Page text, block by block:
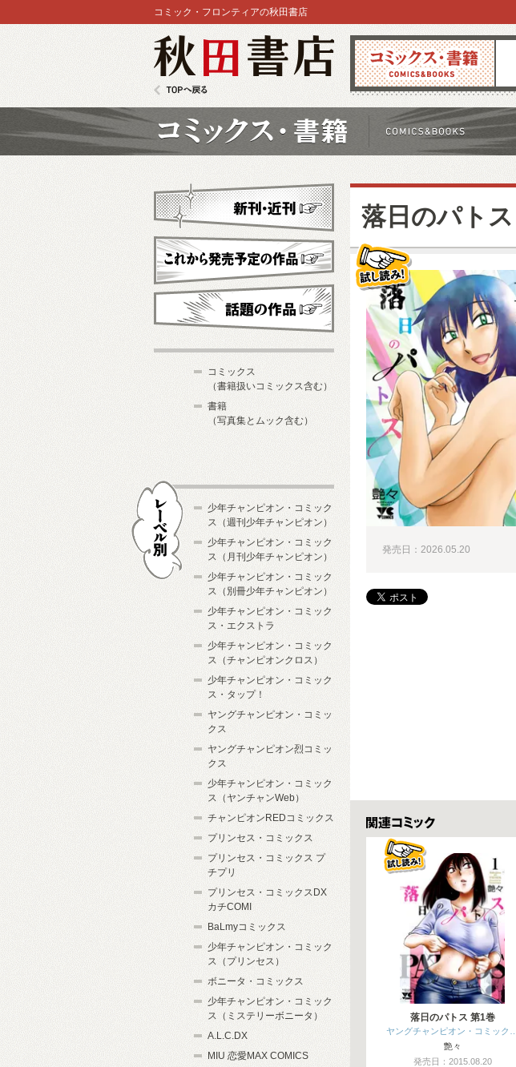
コミックス 雑誌
コミック・フロンティアの秋田書店
落日のパトス
試し読み！
発売日：2026.05.20
関連コミックス
落日のパトス 第1巻
ヤングチャンピオン・コミック…
艶々
発売日：2015.08.20
新刊・近刊
これから発売予定
コミックス
（書籍扱いコミックス含む）
書籍
（写真集とムック含む）
少年チャンピオン・コミック
ス（週刊少年チャンピオン）
少年チャンピオン・コミック
ス（月刊少年チャンピオン）
少年チャンピオン・コミック
ス（別冊少年チャンピオン）
少年チャンピオン・コミック
ス・エクストラ
少年チャンピオン・コミック
ス（チャンピオンクロス）
少年チャンピオン・コミック
ス・タップ！
ヤングチャンピオン・コミッ
クス
ヤングチャンピオン烈コミッ
クス
少年チャンピオン・コミック
ス（ヤンチャンWeb）
チャンピオンREDコミックス
プリンセス・コミックス
プリンセス・コミックス プ
チプリ
プリンセス・コミックスDX
カチCOMI
BaLmyコミックス
少年チャンピオン・コミック
ス（プリンセス）
ボニータ・コミックス
少年チャンピオン・コミック
ス（ミステリーボニータ）
A.L.C.DX
MIU 恋愛MAX COMICS